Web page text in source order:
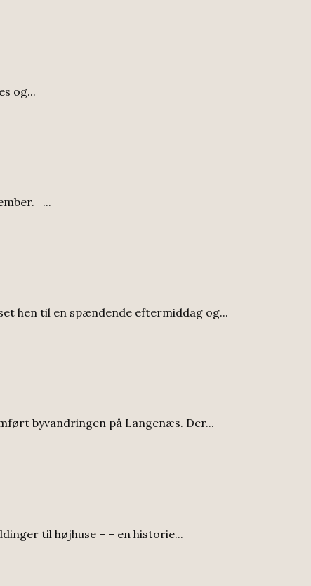
og...
...
set hen til en spændende eftermiddag og...
byvandringen på Langenæs. Der...
til højhuse – – en historie...